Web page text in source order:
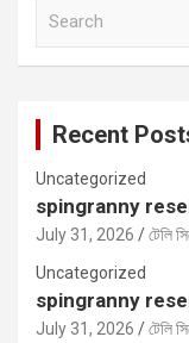
Recent
Uncategorized
spingranny
July 31, 2026
টেলি
Uncategorized
spingranny
July 31, 2026
টেলি